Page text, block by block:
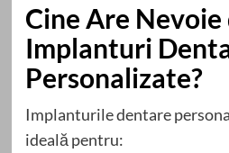
Cine Are Nevoie
Implanturi
Personalizate?
Implanturile dentare
ideală pentru: